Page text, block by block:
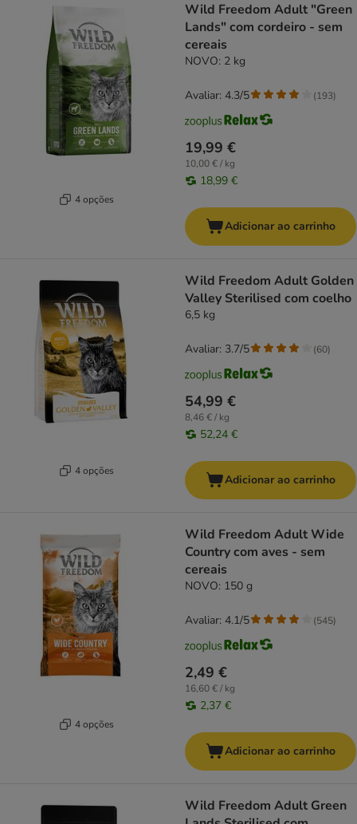
4 opções
Wild Freedom Adult "Green
Lands" com cordeiro - sem
cereais
NOVO: 2 kg
19,99 €
10,00 € / kg
18,99 €
Avaliar: 4.3/5 (193)
Adicionar ao carrinho
4 opções
Wild Freedom Adult Golden
Valley Sterilised com coelho
6,5 kg
54,99 €
8,46 € / kg
52,24 €
Avaliar: 3.7/5 (60)
Adicionar ao carrinho
4 opções
Wild Freedom Adult Wide
Country com aves - sem
cereais
NOVO: 150 g
2,49 €
16,60 € / kg
2,37 €
Avaliar: 4.1/5 (545)
Adicionar ao carrinho
Wild Freedom Adult Green